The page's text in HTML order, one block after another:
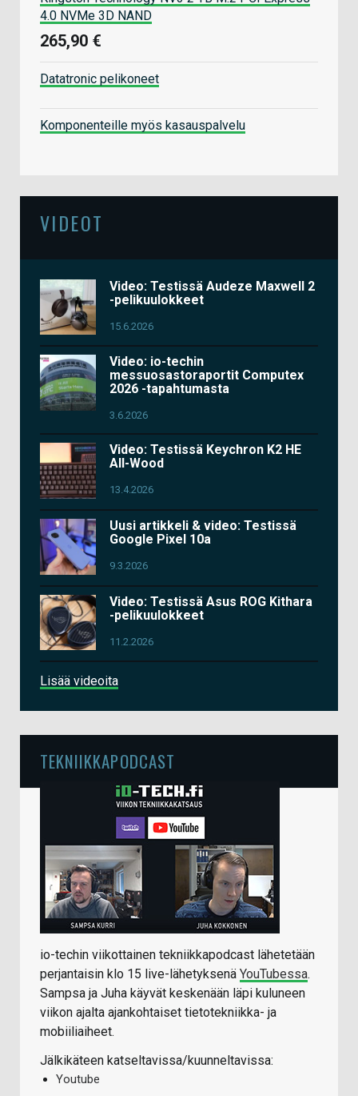
4.0 NVMe 3D NAND
265,90 €
Datatronic pelikoneet
Komponenteille myös kasauspalvelu
VIDEOT
Video: Testissä Audeze Maxwell 2
-pelikuulokkeet
15.6.2026
Video: io-techin
messuosastoraportit Computex
2026 -tapahtumasta
3.6.2026
Video: Testissä Keychron K2 HE
All-Wood
13.4.2026
Uusi artikkeli & video: Testissä
Google Pixel 10a
9.3.2026
Video: Testissä Asus ROG Kithara
-pelikuulokkeet
11.2.2026
Lisää videoita
TEKNIIKKAPODCAST
io-techin viikottainen tekniikkapodcast lähetetään
perjantaisin klo 15 live-lähetyksenä YouTubessa.
Sampsa ja Juha käyvät keskenään läpi kuluneen
viikon ajalta ajankohtaiset tietotekniikka- ja
mobiiliaiheet.
Jälkikäteen katseltavissa/kuunneltavissa:
Youtube